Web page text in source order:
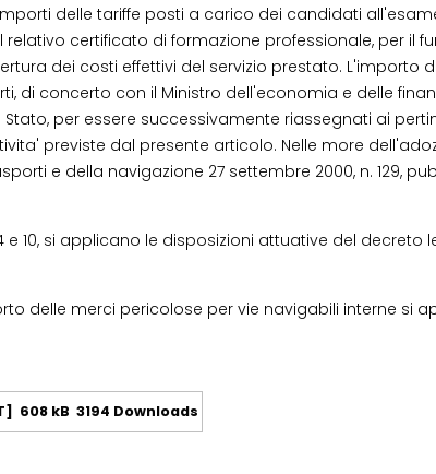
delle tariffe posti a carico dei candidati
certificato di formazione professionale, per il
dei costi effettivi del servizio prestato.
di concerto con il Ministro dell'economia e delle
per essere successivamente riassegnati ai
previste dal presente articolo. Nelle more
e della navigazione 27 settembre 2000, n. 129,
10, si applicano le disposizioni attuative del decreto
delle merci pericolose per vie navigabili interne si
608 kB 3194 Downloads